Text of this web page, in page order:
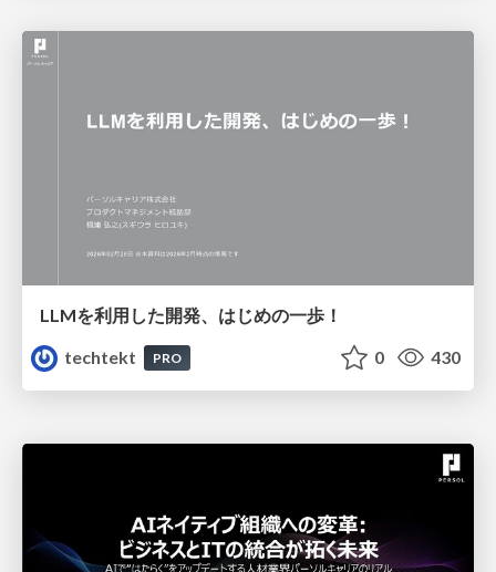
LLMを利用した開発、はじめの一歩！
techtekt
PRO 0 430